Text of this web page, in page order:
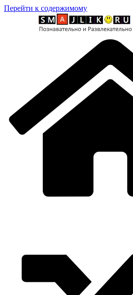
Перейти к содержимому